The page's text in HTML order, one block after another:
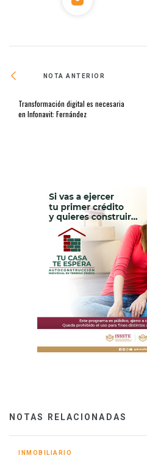
NOTA ANTERIOR
Transformación digital es necesaria
en Infonavit: Fernández
NOTAS RELACIONADAS
INMOBILIARIO